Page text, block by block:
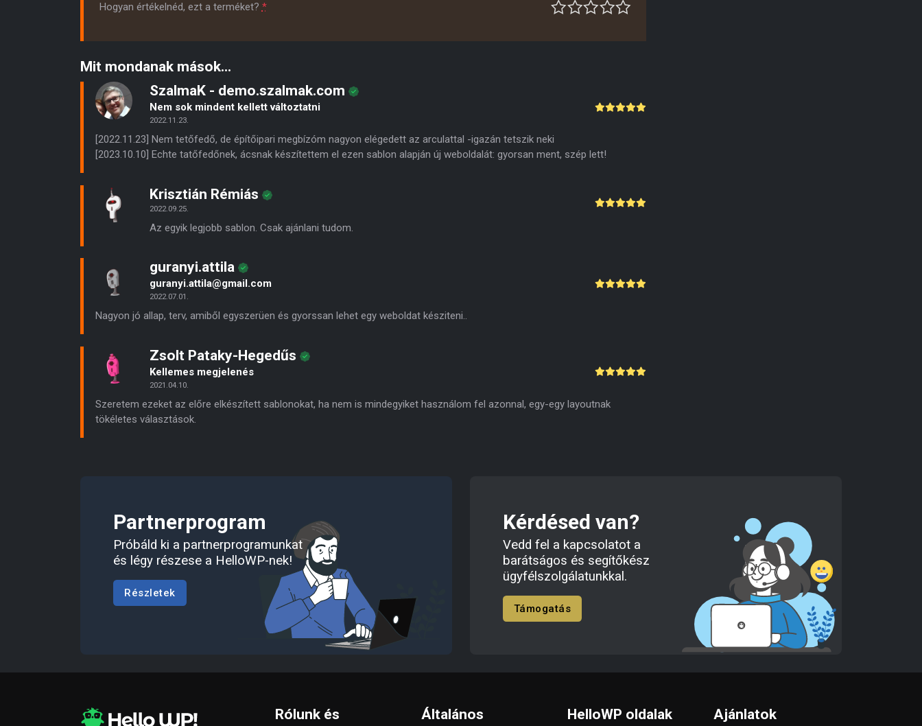
Hogyan értékelnéd, ezt a terméket? *
Mit mondanak mások...
SzalmaK - demo.szalmak.com
Nem sok mindent kellett változtatni
2022.11.23.
[2022.11.23] Nem tetőfedő, de építőipari megbízóm nagyon elégedett az arculattal -igazán tetszik neki
[2023.10.10] Echte tatőfedőnek, ácsnak készítettem el ezen sablon alapján új weboldalát: gyorsan ment, szép lett!
Krisztián Rémiás
2022.09.25.
Az egyik legjobb sablon. Csak ajánlani tudom.
guranyi.attila
guranyi.attila@gmail.com
2022.07.01.
Nagyon jó allap, terv, amiből egyszerüen és gyorssan lehet egy weboldat késziteni..
Zsolt Pataky-Hegedűs
Kellemes megjelenés
2021.04.10.
Szeretem ezeket az előre elkészített sablonokat, ha nem is mindegyiket használom fel azonnal, egy-egy layoutnak
tökéletes választások.
Partnerprogram
Próbáld ki a partnerprogramunkat
és légy részese a HelloWP-nek!
Részletek
Kérdésed van?
Vedd fel a kapcsolatot a
barátságos és segítőkész
ügyfélszolgálatunkkal.
Támogatás
Rólunk és
Általános HelloWP oldalak Ajánlatok